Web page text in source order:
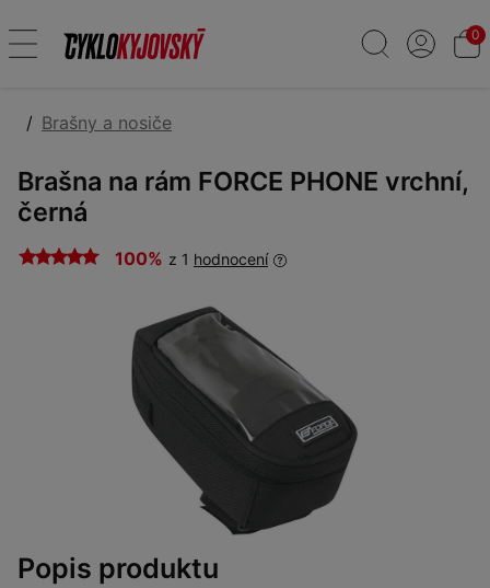
0
Brašny a nosiče
Brašna na rám FORCE PHONE vrchní,
černá
100% z 1 hodnocení
Popis produktu